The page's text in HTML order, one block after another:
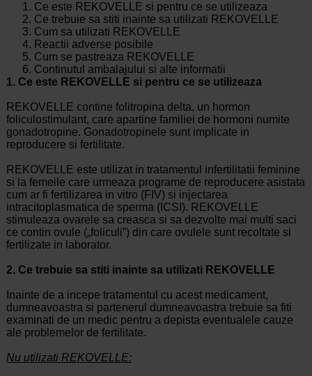
Ce este REKOVELLE si pentru ce se utilizeaza
Ce trebuie sa stiti inainte sa utilizati REKOVELLE
Cum sa utilizati REKOVELLE
Reactii adverse posibile
Cum se pastreaza REKOVELLE
Continutul ambalajului si alte informatii
1. Ce este REKOVELLE si pentru ce se utilizeaza
REKOVELLE contine folitropina delta, un hormon
foliculostimulant, care apartine familiei de hormoni numite
gonadotropine. Gonadotropinele sunt implicate in
reproducere si fertilitate.
REKOVELLE este utilizat in tratamentul infertilitatii feminine
si la femeile care urmeaza programe de reproducere asistata
cum ar fi fertilizarea in vitro (FIV) si injectarea
intracitoplasmatica de sperma (ICSI). REKOVELLE
stimuleaza ovarele sa creasca si sa dezvolte mai multi saci
ce contin ovule („foliculiˮ) din care ovulele sunt recoltate si
fertilizate in laborator.
2. Ce trebuie sa stiti inainte sa utilizati REKOVELLE
Inainte de a incepe tratamentul cu acest medicament,
dumneavoastra si partenerul dumneavoastra trebuie sa fiti
examinati de un medic pentru a depista eventualele cauze
ale problemelor de fertilitate.
Nu utilizati REKOVELLE: